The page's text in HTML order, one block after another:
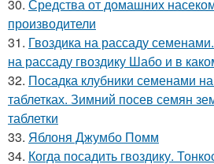
30. Средства от домашних
производители
31. Гвоздика на рассаду
на рассаду гвоздику Шабо и в
32. Посадка клубники семенами
таблетках. Зимний посев семян
таблетки
33. Яблоня Джумбо Помм
34. Когда посадить гвоздику.